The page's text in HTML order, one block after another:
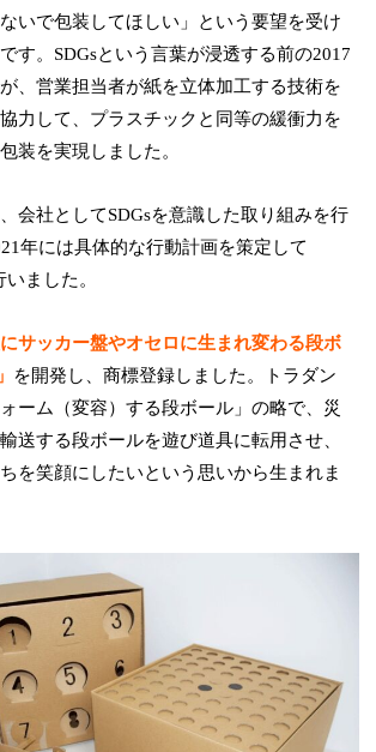
いで包装してほしい」という要望を受け
す。SDGsという言葉が浸透する前の2017
、営業担当者が紙を立体加工する技術を
力して、プラスチックと同等の緩衝力を
装を実現しました。
会社としてSDGsを意識した取り組みを行
年には具体的な行動計画を策定して
いました。
サッカー盤やオセロに生まれ変わる段ボ
を開発し、商標登録しました。トラダン
ーム（変容）する段ボール」の略で、災
送する段ボールを遊び道具に転用させ、
を笑顔にしたいという思いから生まれま